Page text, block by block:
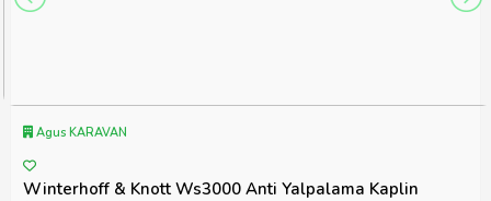
Agus KARAVAN
Winterhoff & Knott Ws3000 Anti Yalpalama Kaplin